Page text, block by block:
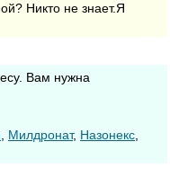
Никто не знает.Я
Вам нужна
Милдронат, Назонекс